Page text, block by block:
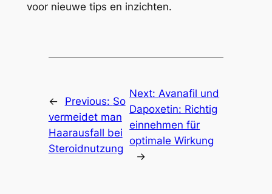
voor nieuwe tips en inzichten.
← Previous: So
vermeidet man
Haarausfall bei
Steroidnutzung
Next: Avanafil und
Dapoxetin: Richtig
einnehmen für
optimale Wirkung
→